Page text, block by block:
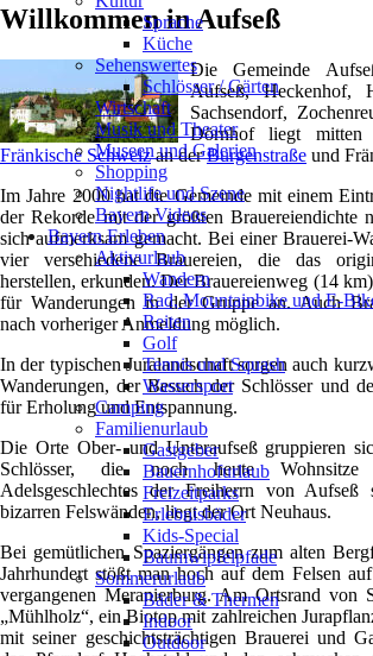
Willkommen in Aufseß
Die Gemeinde
Aufseß, Heckenhof,
Sachsendorf,
Dörnhof liegt mitten
Fränkische Schweizan derBurgenstraße und
Im Jahre 2000 hat die Gemeinde mit einem
der Rekorde mit der größten Brauereiendichte
sich aufmerksam gemacht. Bei einer Brauerei-
vier verschiedene Brauereien, die das
herstellen, erkunden. Der Brauereienweg (14
für Wanderungen in der Gruppe an. Auch
nach vorheriger Anmeldung möglich.
In der typischen Juralandschaft sorgen auch
Wanderungen, der Besuch der Schlösser und
für Erholung und Entspannung.
Die Orte Ober- und Unteraufseß gruppieren
Schlösser, die noch heute Wohnsitze
Adelsgeschlechtes der Freiherrn von
bizarren Felswänden, liegt der Ort Neuhaus.
Bei gemütlichen Spaziergängen zum alten
Jahrhundert stößt man hoch auf dem Felsen
vergangenen Meranierburg. Am Ortsrand von
„Mühlholz“, ein Biotop mit zahlreichen
mit seiner geschichtsträchtigen Brauerei und
Sprache
Küche
Sehenswertes
Schlösser / Gärten
Wirtschaft
Musik und Theater
Museen und Galerien
Shopping
Nightlife und Szene
Bayern Videos
Bayern Erleben
Aktivurlaub
Wandern
Rad, Mountainbike und E-
Reiten
Golf
Tennis und Squash
Wassersport
Camping
Familienurlaub
Gastgeber
Bauernhofurlaub
Freizeitparks
Erlebnisbäder
Kids-Special
Baumwipfelpfade
Sommerurlaub
Bäder & Thermen
Indoor
Outdoor